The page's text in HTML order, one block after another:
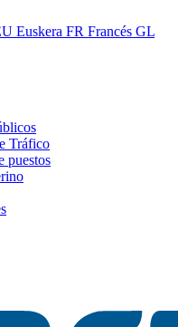
Euskera FR Francés GL
Tráfico
puestos